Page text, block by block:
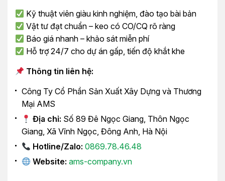
Kỹ thuật viên giàu kinh nghiệm, đào tạo bài bản
Vật tư đạt chuẩn – keo có CO/CQ rõ ràng
Báo giá nhanh – khảo sát miễn phí
Hỗ trợ 24/7 cho dự án gấp, tiến độ khắt khe
Thông tin liên hệ:
Công Ty Cổ Phần Sản Xuất Xây Dựng và Thương
Mại AMS
Địa chỉ: Số 89 Đê Ngọc Giang, Thôn Ngọc
Giang, Xã Vĩnh Ngọc, Đông Anh, Hà Nội
Hotline/Zalo: 0869.78.46.48
Website: ams-company.vn